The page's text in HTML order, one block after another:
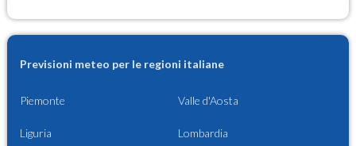
Previsioni meteo per le regioni italiane
Piemonte Valle d'Aosta
Liguria Lombardia